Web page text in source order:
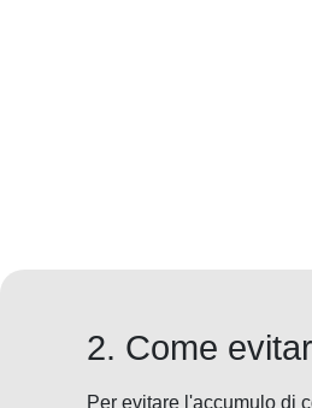
2. Come
Per evitare l'accumulo di